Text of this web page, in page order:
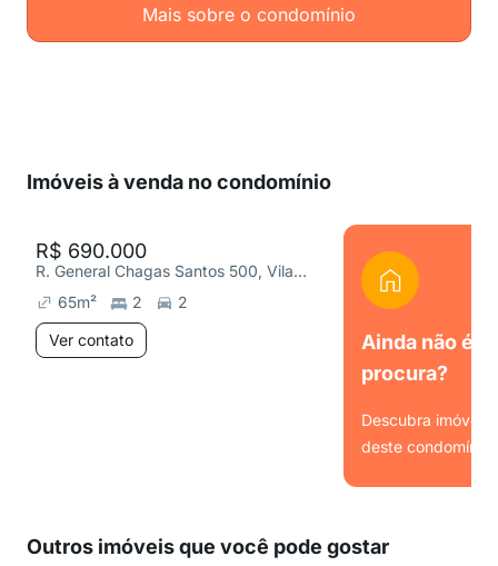
Mais sobre o condomínio
Imóveis à venda no condomínio
R$ 690.000
R. General Chagas Santos 500, Vila da Saúde
65m² 2
2
Ver contato
Ainda não é
procura?
Descubra imóveis
deste condomínio.
Outros imóveis que você pode gostar